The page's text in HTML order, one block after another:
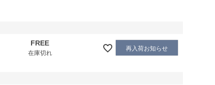
FREE
在庫切れ
再入荷お知らせ